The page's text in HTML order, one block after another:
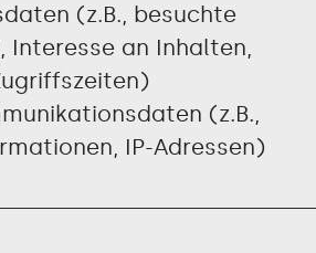
(z.B., besuchte
Interesse an Inhalten,
(z.B.,
IP-Adressen)